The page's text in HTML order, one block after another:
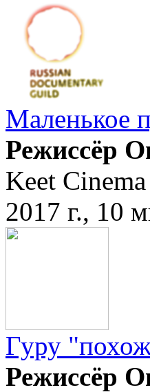
Маленькое
Режиссёр
Keet Cinema
2017 г., 10
Гуру
Режиссёр